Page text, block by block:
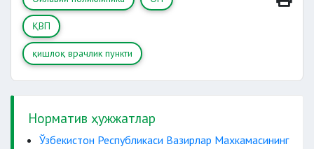
ихтисослаштирилган тиббий муассасаларга
ҚВП
қишлоқ врачлик пункти
Норматив ҳужжатлар
Ўзбекистон Республикаси Вазирлар Махкамасининг